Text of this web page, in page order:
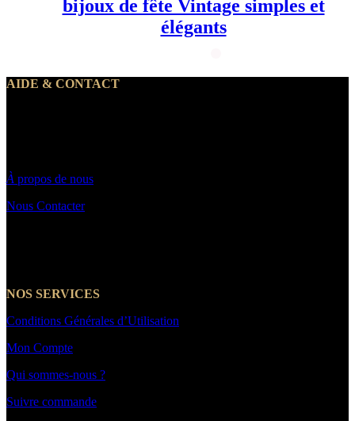
bijoux de fête Vintage simples et
élégants
AIDE & CONTACT
À propos de nous
Nous Contacter
NOS SERVICES
Conditions Générales d’Utilisation
Mon Compte
Qui sommes-nous ?
Suivre commande